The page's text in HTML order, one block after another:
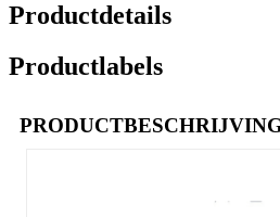
Productdetails
Productlabels